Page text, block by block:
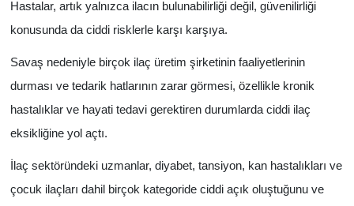
Hastalar, artık yalnızca ilacın bulunabilirliği değil, güvenilirliği
konusunda da ciddi risklerle karşı karşıya.
Savaş nedeniyle birçok ilaç üretim şirketinin faaliyetlerinin
durması ve tedarik hatlarının zarar görmesi, özellikle kronik
hastalıklar ve hayati tedavi gerektiren durumlarda ciddi ilaç
eksikliğine yol açtı.
İlaç sektöründeki uzmanlar, diyabet, tansiyon, kan hastalıkları ve
çocuk ilaçları dahil birçok kategoride ciddi açık oluştuğunu ve